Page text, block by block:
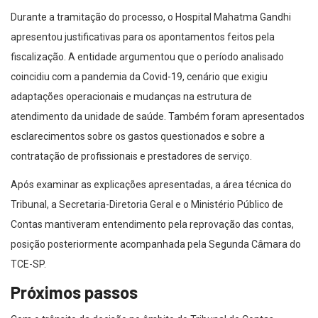
Durante a tramitação do processo, o Hospital Mahatma Gandhi
apresentou justificativas para os apontamentos feitos pela
fiscalização. A entidade argumentou que o período analisado
coincidiu com a pandemia da Covid-19, cenário que exigiu
adaptações operacionais e mudanças na estrutura de
atendimento da unidade de saúde. Também foram apresentados
esclarecimentos sobre os gastos questionados e sobre a
contratação de profissionais e prestadores de serviço.
Após examinar as explicações apresentadas, a área técnica do
Tribunal, a Secretaria-Diretoria Geral e o Ministério Público de
Contas mantiveram entendimento pela reprovação das contas,
posição posteriormente acompanhada pela Segunda Câmara do
TCE-SP.
Próximos passos